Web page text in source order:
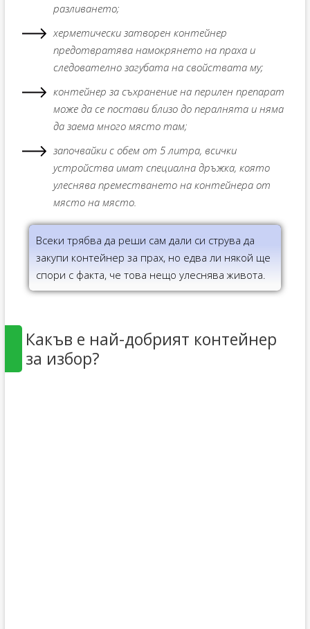
разливането;
херметически затворен контейнер
предотвратява намокрянето на праха и
следователно загубата на свойствата му;
контейнер за съхранение на перилен препарат
може да се постави близо до пералнята и няма
да заема много място там;
започвайки с обем от 5 литра, всички
устройства имат специална дръжка, която
улеснява преместването на контейнера от
място на място.
Всеки трябва да реши сам дали си струва да
закупи контейнер за прах, но едва ли някой ще
спори с факта, че това нещо улеснява живота.
Какъв е най-добрият контейнер
за избор?